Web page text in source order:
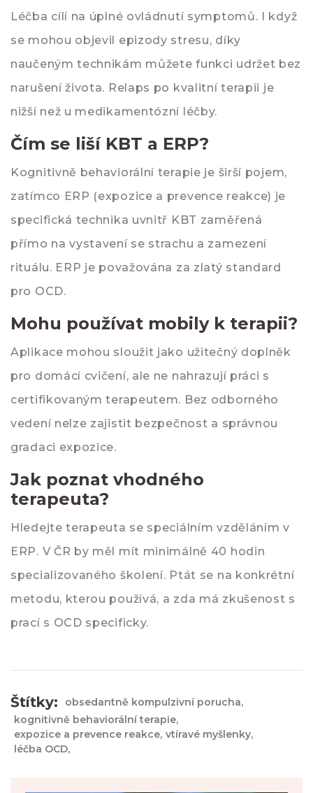
Léčba cílí na úplné ovládnutí symptomů. I když
se mohou objevil epizody stresu, díky
naučeným technikám můžete funkci udržet bez
narušení života. Relaps po kvalitní terapii je
nižší než u medikamentózní léčby.
Čím se liší KBT a ERP?
Kognitivně behaviorální terapie je širší pojem,
zatímco ERP (expozice a prevence reakce) je
specifická technika uvnitř KBT zaměřená
přímo na vystavení se strachu a zamezení
rituálu. ERP je považována za zlatý standard
pro OCD.
Mohu používat mobily k terapii?
Aplikace mohou sloužit jako užitečný doplněk
pro domácí cvičení, ale ne nahrazují práci s
certifikovaným terapeutem. Bez odborného
vedení nelze zajistit bezpečnost a správnou
gradaci expozice.
Jak poznat vhodného
terapeuta?
Hledejte terapeuta se speciálním vzděláním v
ERP. V ČR by měl mít minimálně 40 hodin
specializovaného školení. Ptát se na konkrétní
metodu, kterou používá, a zda má zkušenost s
prací s OCD specificky.
Štítky:
obsedantně kompulzivní porucha,
kognitivně behaviorální terapie,
expozice a prevence reakce, vtíravé myšlenky,
léčba OCD,